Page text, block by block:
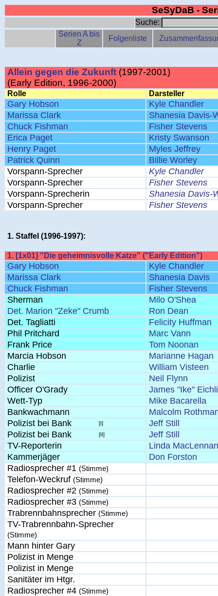
SeSyDaB -
Suche:
Serien A bis
Z
Folgenliste
Allein gegen die Zukunft (1997-2001)
(Early Edition, 1996-2000)
Rolle Darsteller
Gary Hobson
Kyle Chandler
Marissa Clark
Shanesia Davis-
Chuck Fishman
Fisher Stevens
Erica Paget
Kristy Swanson
Henry Paget
Myles Jeffrey
Patrick Quinn
Billie Worley
Vorspann-Sprecher
Kyle Chandler
Vorspann-Sprecher
Fisher Stevens
Vorspann-Sprecherin
Shanesia Davis-
Vorspann-Sprecher
Fisher Stevens
1. Staffel (1996-1997):
1. [1x01] "Die geheimnisvolle Katze" ("Early Edition")
Gary Hobson
Kyle Chandler
Marissa Clark
Shanesia Davis
Chuck Fishman
Fisher Stevens
Sherman
Milo O'Shea
Det. Marion "Zeke" Crumb
Ron Dean
Det. Tagliatti
Felicity Huffman
Phil Pritchard
Marc Vann
Frank Price
Tom Noonan
Marcia Hobson
Marianne Hagan
Charlie
William Visteen
Polizist
Neil Flynn
Officer O'Grady
James "Ike"
Wett-Typ
Mike Bacarella
Bankwachmann
Malcolm
Polizist bei Bank
[I]
Jeff Still
Polizist bei Bank
[II]
Jeff Still
TV-Reporterin
Linda MacLennan
Kammerjäger
Don Forston
Radiosprecher #1 (Stimme)
Telefon-Weckruf (Stimme)
Radiosprecher #2 (Stimme)
Radiosprecher #3 (Stimme)
Trabrennbahnsprecher (Stimme)
TV-Trabrennbahn-Sprecher
(Stimme)
Mann hinter Gary
Polizist in Menge
Polizist in Menge
Sanitäter im Htgr.
Radiosprecher #4 (Stimme)